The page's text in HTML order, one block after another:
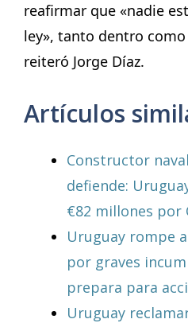
reafirmar que «nadie
ley», tanto dentro
reiteró Jorge Díaz.
Artículos
Constructor
defiende:
€82 millones por
Uruguay rompe
por graves
prepara para
Uruguay